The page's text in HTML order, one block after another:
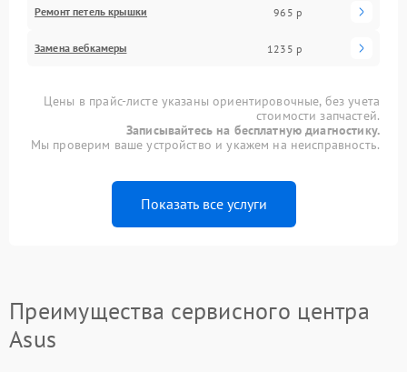
Ремонт петель крышки 965 р
Замена вебкамеры 1235 р
Цены в прайс-листе указаны ориентировочные, без учета
стоимости запчастей.
Записывайтесь на бесплатную диагностику.
Мы проверим ваше устройство и укажем на неисправность.
Показать все услуги
Преимущества сервисного центра
Asus